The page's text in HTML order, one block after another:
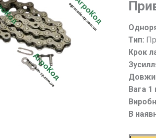
900
ISO
081).
L=1,4
м
Тип:
Крок
Вага 1
В